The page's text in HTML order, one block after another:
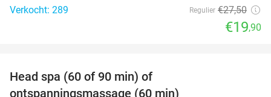
Verkocht: 289
Regulier €27,50
€19,90
Head spa (60 of 90 min) of
ontspanningsmassage (60 min)